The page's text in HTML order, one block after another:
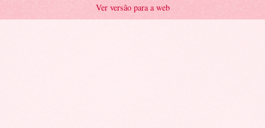
Ver versão para a web